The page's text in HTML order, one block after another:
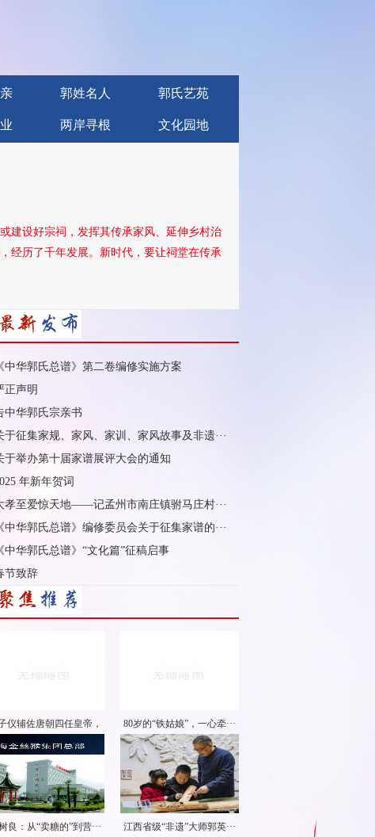
郭姓名人 郭氏艺苑
两岸寻根 文化园地
建设好宗祠，发挥其传承家风、延伸乡村治
经历了千年发展。新时代，要让祠堂在传承
《中华郭氏总谱》第二卷编修实施方案
正声明
中华郭氏宗亲书
于征集家规、家风、家训、家风故事及非遗···
于举办第十届家谱展评大会的通知
年新年贺词
孝至爱惊天地——记孟州市南庄镇驸马庄村···
《中华郭氏总谱》编修委员会关于征集家谱的···
《中华郭氏总谱》“文化篇”征稿启事
节致辞
仪辅佐唐朝四任皇帝，
···
80岁的“铁姑娘”，一心牵···
良：从“卖糖的”到营··· 江西省级“非遗”大师郭英···